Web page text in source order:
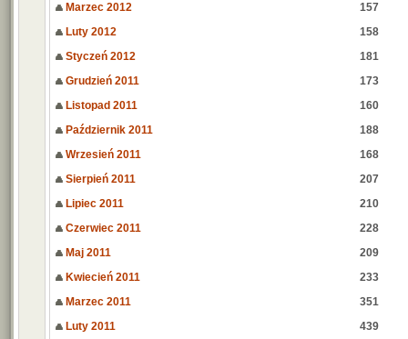
Marzec 2012
157
Luty 2012
158
Styczeń 2012
181
Grudzień 2011
173
Listopad 2011
160
Październik 2011
188
Wrzesień 2011
168
Sierpień 2011
207
Lipiec 2011
210
Czerwiec 2011
228
Maj 2011
209
Kwiecień 2011
233
Marzec 2011
351
Luty 2011
439